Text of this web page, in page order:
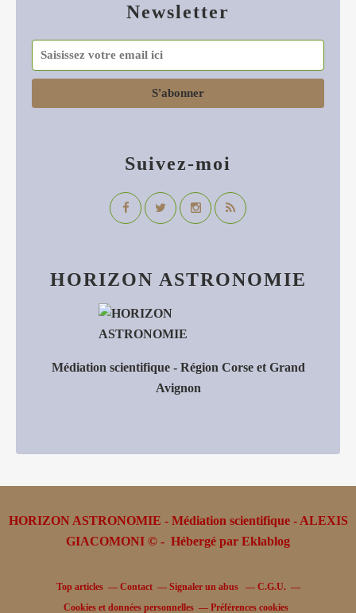
Newsletter
HORIZON ASTRONOMIE
Médiation scientifique - Région Corse et Grand
Avignon
Suivez-moi
HORIZON ASTRONOMIE - Médiation scientifique - ALEXIS
GIACOMONI © - Hébergé par Eklablog
Top articles Contact Signaler un abus
C.G.U.
Cookies et données personnelles
Préférences cookies